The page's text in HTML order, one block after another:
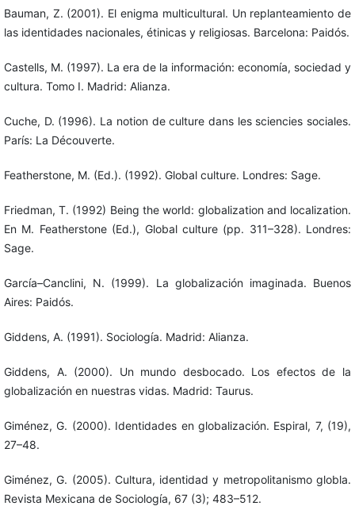
Bauman, Z. (2001). El enigma multicultural. Un replanteamiento de
las identidades nacionales, étinicas y religiosas. Barcelona: Paidós.
Castells, M. (1997). La era de la información: economía, sociedad y
cultura. Tomo I. Madrid: Alianza.
Cuche, D. (1996). La notion de culture dans les sciencies sociales.
París: La Découverte.
Featherstone, M. (Ed.). (1992). Global culture. Londres: Sage.
Friedman, T. (1992) Being the world: globalization and localization.
En M. Featherstone (Ed.), Global culture (pp. 311–328). Londres:
Sage.
García–Canclini, N. (1999). La globalización imaginada. Buenos
Aires: Paidós.
Giddens, A. (1991). Sociología. Madrid: Alianza.
Giddens, A. (2000). Un mundo desbocado. Los efectos de la
globalización en nuestras vidas. Madrid: Taurus.
Giménez, G. (2000). Identidades en globalización. Espiral, 7, (19),
27–48.
Giménez, G. (2005). Cultura, identidad y metropolitanismo globla.
Revista Mexicana de Sociología, 67 (3); 483–512.